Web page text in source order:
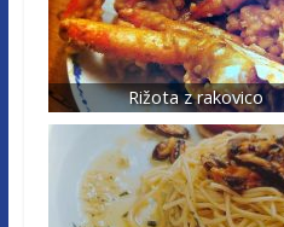
Rižota z rakovico